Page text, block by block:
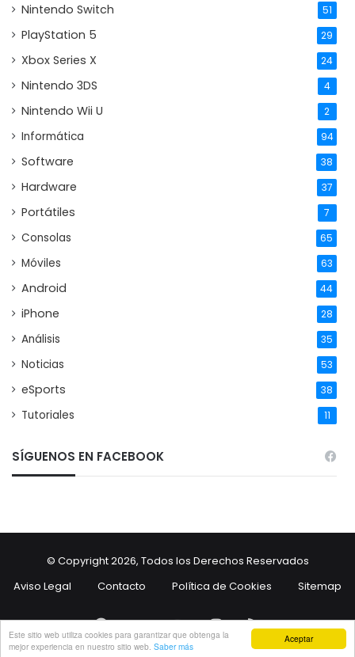
Aceptar
Este sitio web utiliza cookies para garantizar que obtenga la
mejor experiencia en nuestro sitio web. Saber más
Nintendo Switch 51
PlayStation 5 29
Xbox Series X 24
Nintendo 3DS 4
Nintendo Wii U 2
Informática 94
Software 38
Hardware 37
Portátiles 7
Consolas 65
Móviles 63
Android 44
iPhone 28
Análisis 35
Noticias 53
eSports 38
Tutoriales 11
SÍGUENOS EN FACEBOOK
© Copyright 2026, Todos los Derechos Reservados
Aviso Legal
Contacto Política de Cookies Sitemap
Facebook
TwitterYouTubeInstagram
RSS